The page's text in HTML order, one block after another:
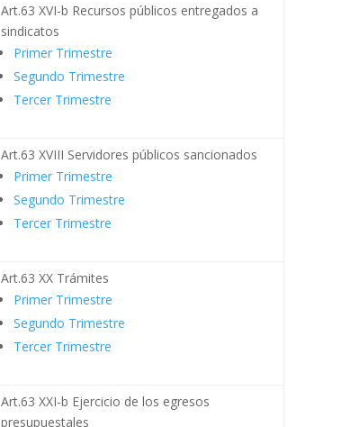
Art.63 XVI-b Recursos públicos entregados a
sindicatos
Primer Trimestre
Segundo Trimestre
Tercer Trimestre
Art.63 XVIII Servidores públicos sancionados
Primer Trimestre
Segundo Trimestre
Tercer Trimestre
Art.63 XX Trámites
Primer Trimestre
Segundo Trimestre
Tercer Trimestre
Art.63 XXI-b Ejercicio de los egresos
presupuestales